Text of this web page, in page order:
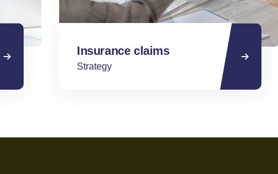
Insurance claims
Strategy